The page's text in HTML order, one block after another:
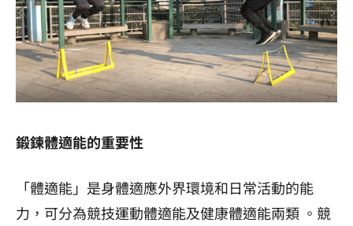
鍛鍊體適能的重要性
「體適能」是身體適應外界環境和日常活動的能
力，可分為競技運動體適能及健康體適能兩類 。競